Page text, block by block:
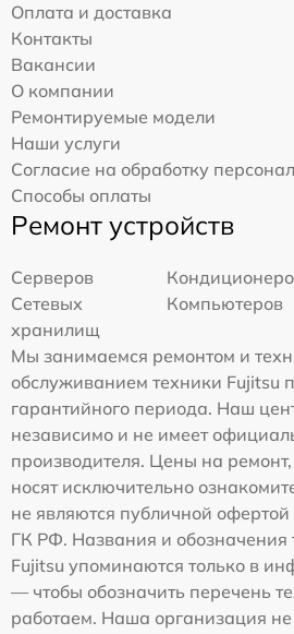
Оплата и доставка
Контакты
Вакансии
О компании
Ремонтируемые модели
Наши услуги
Согласие на обработку
Способы оплаты
Ремонт устройств
Серверов
Сетевых
хранилищ
Компьютеров
Мы занимаемся ремонтом и
обслуживанием техники Fujitsu
гарантийного периода. Наш
независимо и не имеет
производителя. Цены на
носят исключительно
не являются публичной офертой
ГК РФ. Названия и обозначения
Fujitsu упоминаются только в
— чтобы обозначить перечень
работаем. Наша организация